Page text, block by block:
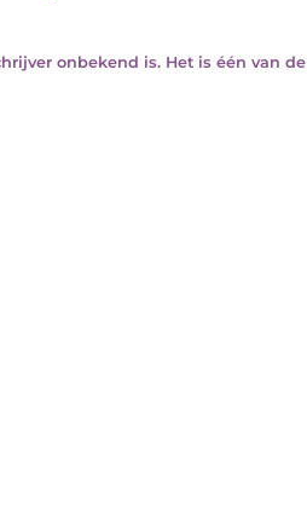
onbekend is. Het is één van de